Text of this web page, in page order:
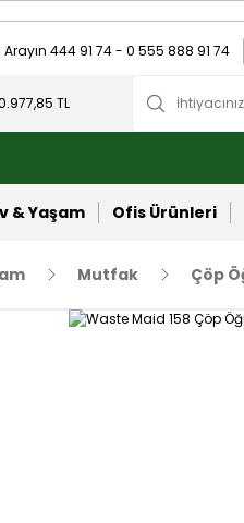
Arayın 444 91 74 - 0 555 888 91 74
& Yaşam Ofis Ürünleri
Mutfak Çöp